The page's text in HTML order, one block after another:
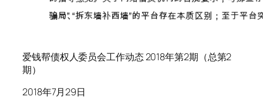
爱钱帮债权人委员会工作动态 2018年第2期（总第2
期）
2018年7月29日